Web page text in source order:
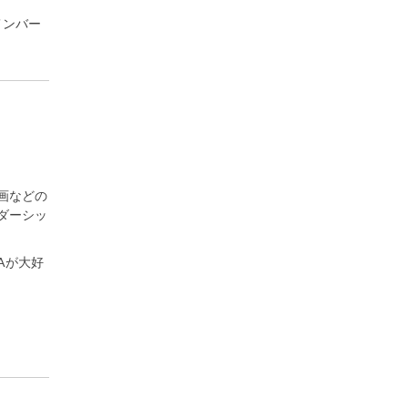
バー
などの
ーシッ
が大好